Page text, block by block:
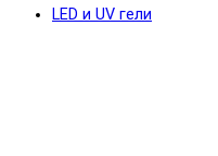
LED и UV гели